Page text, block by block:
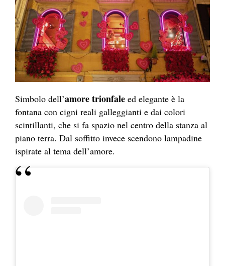
Simbolo dell’amore trionfale ed elegante è la
fontana con cigni reali galleggianti e dai colori
scintillanti, che si fa spazio nel centro della stanza al
piano terra. Dal soffitto invece scendono lampadine
ispirate al tema dell’amore.